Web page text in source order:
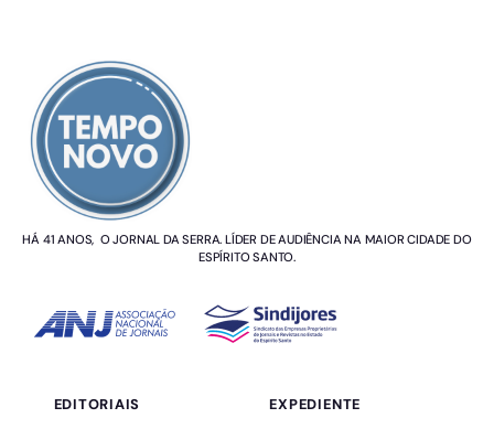
HÁ 41 ANOS, O JORNAL DA SERRA. LÍDER DE AUDIÊNCIA NA MAIOR CIDADE DO
ESPÍRITO SANTO.
EDITORIAIS EXPEDIENTE